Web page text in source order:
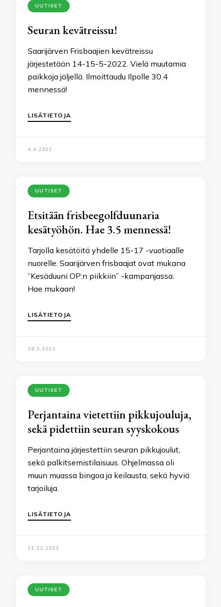
UUTISET
Seuran kevätreissu!
Saarijärven Frisbaajien kevätreissu
järjestetään 14-15-5-2022. Vielä muutamia
paikkoja jäljellä. Ilmoittaudu Ilpolle 30.4
mennessä!
LISÄTIETOJA
4.4.2022
UUTISET
Etsitään frisbeegolfduunaria
kesätyöhön. Hae 3.5 mennessä!
Tarjolla kesätöitä yhdelle 15-17 -vuotiaalle
nuorelle. Saarijärven frisbaajat ovat mukana
”Kesäduuni OP:n piikkiin” -kampanjassa.
Hae mukaan!
LISÄTIETOJA
18.3.2022
UUTISET
Perjantaina vietettiin pikkujouluja,
sekä pidettiin seuran syyskokous
Perjantaina järjestettiin seuran pikkujoulut,
sekä palkitsemistilaisuus. Ohjelmassa oli
muun muassa bingoa ja keilausta, sekä hyviä
tarjoiluja.
LISÄTIETOJA
11.12.2021
UUTISET